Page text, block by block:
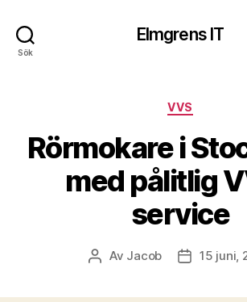
Sök
Elmgrens IT
Kategorier
VVS
Rörmokare i
med pålitlig
service
Inläggsförfattare
Av Jacob 15 juni,